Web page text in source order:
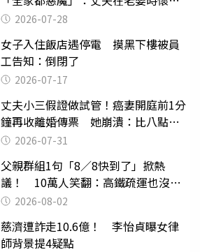
摔東西
2026-07-28
女子入住飯店遇停電 摸黑下樓被員
工告知：倒閉了
2026-07-17
丈夫小三假證做試管！癌妻開庭前1分
鐘再收離婚傳票 她崩潰：比八點檔
還扯2026-07-31
父親群組1句「8／8快到了」掀熱
議！ 10萬人笑翻：高鐵疏運也沒列
父親節
2026-08-02
慈濟遭詐走10.6億！ 李怡貞曝女律
師背景提4疑點